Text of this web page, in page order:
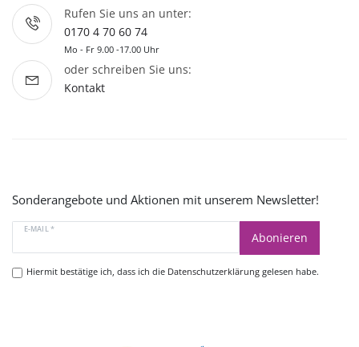
Rufen Sie uns an unter:
0170 4 70 60 74
Mo - Fr 9.00 -17.00 Uhr
oder schreiben Sie uns:
Kontakt
Sonderangebote und Aktionen mit unserem Newsletter!
E-MAIL *
Abonieren
Hiermit bestätige ich, dass ich die Datenschutzerklärunggelesen habe.